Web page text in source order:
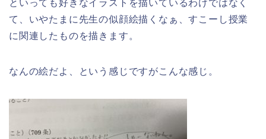
といっても好きなイラストを描いているわけではなく
て、いやたまに先生の似顔絵描くなぁ、すこーし授業
に関連したものを描きます。
なんの絵だよ、という感じですがこんな感じ。